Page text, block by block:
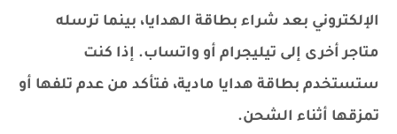
الإلكتروني بعد شراء بطاقة الهدايا، بينما ترسله
متاجر أخرى إلى تيليجرام أو واتساب. إذا كنت
ستستخدم بطاقة هدايا مادية، فتأكد من عدم تلفها أو
تمزقها أثناء الشحن.